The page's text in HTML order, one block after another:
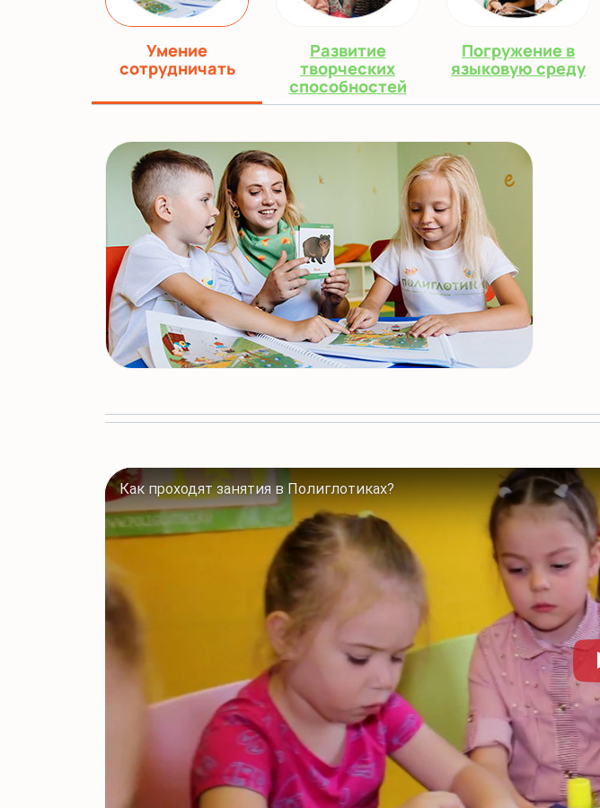
Умение
сотрудничать
Развитие
творческих
способностей
Погружение в
языковую среду
Как проходят занятия в Полиглотиках?